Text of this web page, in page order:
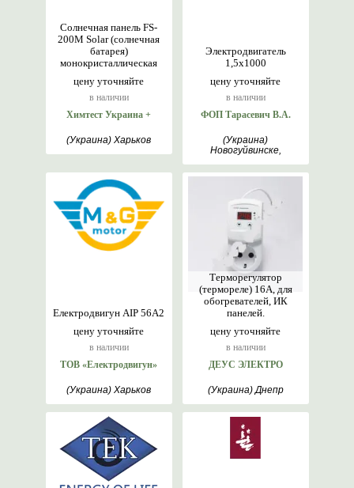
цену уточняйте
в наличии
Солнечная панель FS-
200M Solar (солнечная
батарея)
монокристаллическая
Химтест Украина +
(Украина) Харьков
цену уточняйте
в наличии
Электродвигатель
1,5х1000
ФОП Тарасевич В.А.
(Украина)
Новогуйвинске,
цену уточняйте
в наличии
Електродвигун АІР 56А2
ТОВ «Електродвигун»
(Украина) Харьков
цену уточняйте
в наличии
Терморегулятор
(термореле) 16А, для
обогревателей, ИК
панелей.
ДЕУС ЭЛЕКТРО
(Украина) Днепр